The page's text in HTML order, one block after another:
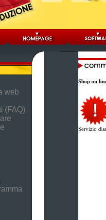
web
(FAQ)
Shop on
Servizio